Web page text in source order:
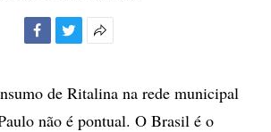
compartilhamento
de Ritalina na rede municipal
não é pontual. O Brasil é o